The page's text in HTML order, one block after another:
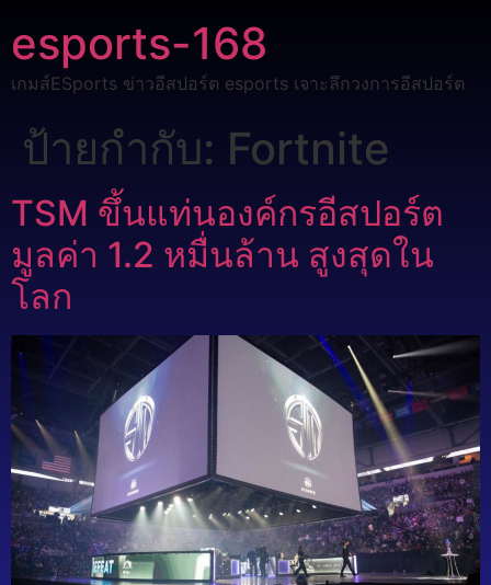
esports-168
เกมส์ESports ข่าวอีสปอร์ต esports เจาะลึกวงการอีสปอร์ต
ป้ายกำกับ: Fortnite
TSM ขึ้นแท่นองค์กรอีสปอร์ต
มูลค่า 1.2 หมื่นล้าน สูงสุดใน
โลก